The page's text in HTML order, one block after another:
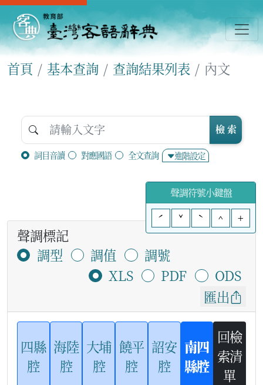
首頁 基本查詢 查詢結果列表 內文
詞目音讀 對應國語 全文查詢 進階設定
檢 索
聲調符號小鍵盤
ˊ
ˇ ˋ ^ +
聲調標記
調型
調值
調號
XLS
PDF
ODS
匯出
四縣
腔
海陸
腔
大埔
腔
饒平
腔
詔安
腔
南四
縣腔
回檢
索清
單